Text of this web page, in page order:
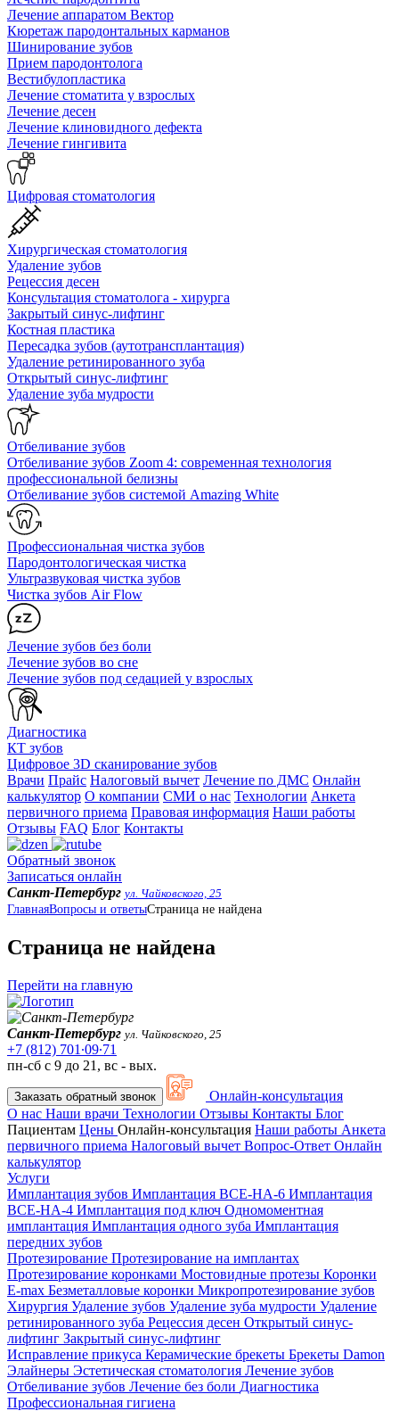
Лечение аппаратом Вектор
Кюретаж пародонтальных карманов
Шинирование зубов
Прием пародонтолога
Вестибулопластика
Лечение стоматита у взрослых
Лечение десен
Лечение клиновидного дефекта
Лечение гингивита
Цифровая стоматология
Хирургическая стоматология
Удаление зубов
Рецессия десен
Консультация стоматолога - хирурга
Закрытый синус-лифтинг
Костная пластика
Пересадка зубов (аутотрансплантация)
Удаление ретинированного зуба
Открытый синус-лифтинг
Удаление зуба мудрости
Отбеливание зубов
Отбеливание зубов Zoom 4: современная технология
профессиональной белизны
Отбеливание зубов системой Amazing White
Профессиональная чистка зубов
Пародонтологическая чистка
Ультразвуковая чистка зубов
Чистка зубов Air Flow
Лечение зубов без боли
Лечение зубов во сне
Лечение зубов под седацией у взрослых
Диагностика
КТ зубов
Цифровое 3D сканирование зубов
Врачи Прайс Налоговый вычет Лечение по ДМС Онлайн
калькулятор О компании СМИ о нас Технологии Анкета
первичного приема Правовая информация Наши работы
Отзывы FAQ Блог Контакты
Обратный звонок
Записаться онлайн
Санкт-Петербург ул. Чайковского, 25
ГлавнаяВопросы и ответыСтраница не найдена
Страница не найдена
Перейти на главную
Санкт-Петербург ул. Чайковского, 25
+7 (812) 701∙09∙71
пн-сб с 9 до 21, вс - вых.
Заказать обратный звонок
Онлайн-консультация
О нас Наши врачи Технологии Отзывы Контакты Блог
Пациентам Цены Онлайн-консультация Наши работы Анкета
первичного приема Налоговый вычет Вопрос-Ответ Онлайн
калькулятор
Услуги
Имплантация зубов Имплантация ВСЕ-НА-6 Имплантация
ВСЕ-НА-4 Имплантация под ключ Одномоментная
имплантация Имплантация одного зуба Имплантация
передних зубов
Протезирование Протезирование на имплантах
Протезирование коронками Мостовидные протезы Коронки
E-max Безметалловые коронки Микропротезирование зубов
Хирургия Удаление зубов Удаление зуба мудрости Удаление
ретинированного зуба Рецессия десен Открытый синус-
лифтинг Закрытый синус-лифтинг
Исправление прикуса Керамические брекеты Брекеты Damon
Элайнеры Эстетическая стоматология Лечение зубов
Отбеливание зубов Лечение без боли Диагностика
Профессиональная гигиена